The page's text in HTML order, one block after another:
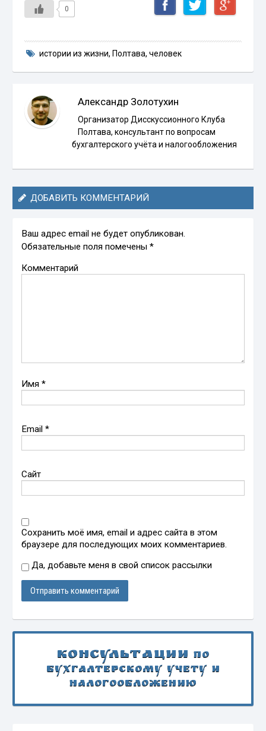
0
истории из жизни, Полтава, человек
Александр Золотухин
Организатор Дисскуссионного Клуба
Полтава, консультант по вопросам
бухгалтерского учёта и налогообложения
ДОБАВИТЬ КОММЕНТАРИЙ
Ваш адрес email не будет опубликован.
Обязательные поля помечены*
Комментарий
Имя*
Email*
Сайт
Сохранить моё имя, email и адрес сайта в этом
браузере для последующих моих комментариев.
Да, добавьте меня в свой список рассылки
Консультации по
бухгалтерскому учету и
налогообложению